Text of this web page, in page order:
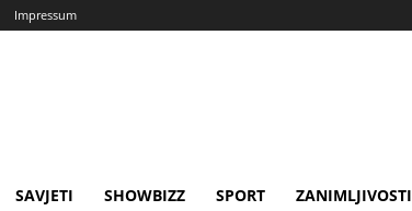
Impressum
SAVJETI SHOWBIZZ SPORT ZANIMLJIVOSTI